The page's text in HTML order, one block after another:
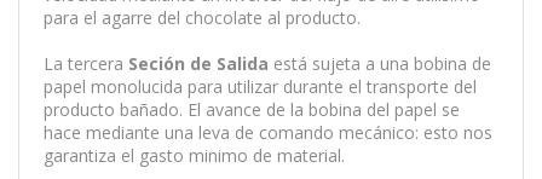
para el agarre del chocolate al producto.
La tercera Seción de Salida está sujeta a una bobina de
papel monolucida para utilizar durante el transporte del
producto bañado. El avance de la bobina del papel se
hace mediante una leva de comando mecánico: esto nos
garantiza el gasto minimo de material.